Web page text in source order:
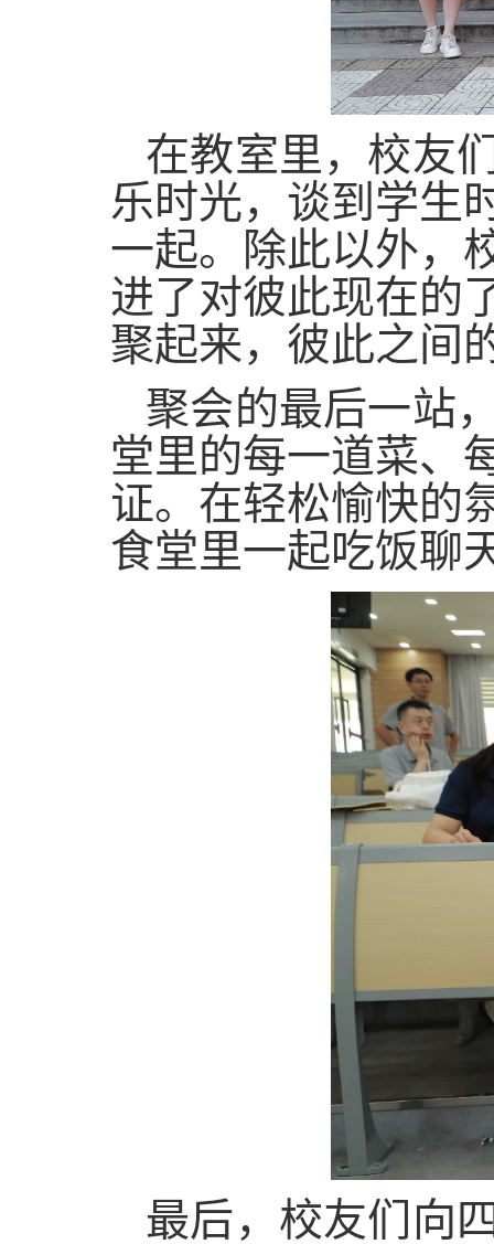
在教室里，校友
乐时光，谈到学生
一起。除此以外，
进了对彼此现在的
聚起来，彼此之间
聚会的最后一站
堂里的每一道菜、
证。在轻松愉快的
食堂里一起吃饭聊
最后，校友们向